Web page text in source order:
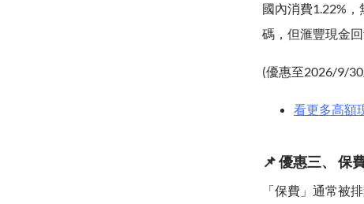
國內消費1.22%
碼，但滙豐現金
(優惠至2026/9/
看更多高額
📌 優惠三、 保
「保費」通常被